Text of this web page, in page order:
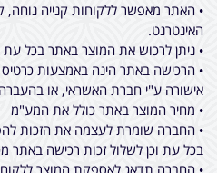
• האתר מאפשר ללקוחות קנייה
האינטרנט.
• ניתן לרכוש את המוצר באתר בכל
• הרכישה באתר הינה באמצעות
אישורה ע"י חברת האשראי, או
• מחיר המוצר באתר כולל את המע"מ
• החברה שומרת לעצמה את הזכות
בכל עת וכן לשלול זכות רכישה באתר